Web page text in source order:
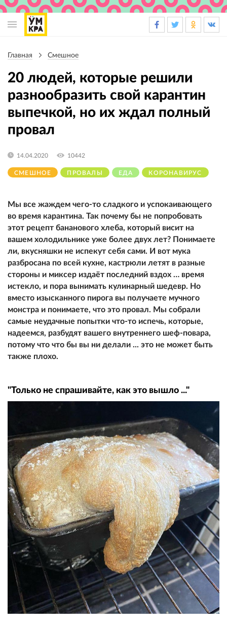
навигации
Главная Смешное
20 людей, которые решили
разнообразить свой карантин
выпечкой, но их ждал полный
провал
СМЕШНОЕ ПРОВАЛЫ ЕДА КОРОНАВИРУС
14.04.2020 10442
Мы все жаждем чего-то сладкого и успокаивающего
во время карантина. Так почему бы не попробовать
этот рецепт бананового хлеба, который висит на
вашем холодильнике уже более двух лет? Понимаете
ли, вкусняшки не испекут себя сами. И вот мука
разбросана по всей кухне, кастрюли летят в разные
стороны и миксер издаёт последний вздох … время
истекло, и пора вынимать кулинарный шедевр. Но
вместо изысканного пирога вы получаете мучного
монстра и понимаете, что это провал. Мы собрали
самые неудачные попытки что-то испечь, которые,
надеемся, разбудят вашего внутреннего шеф-повара,
потому что что бы вы ни делали ... это не может быть
также плохо.
"Только не спрашивайте, как это вышло ..."